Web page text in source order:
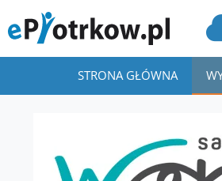
STRONA GŁÓWNA